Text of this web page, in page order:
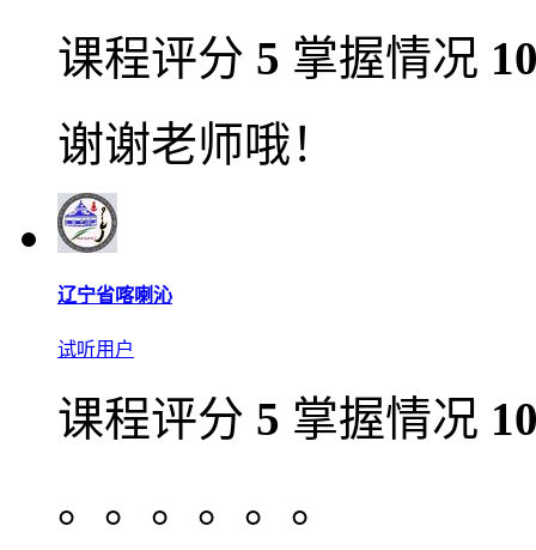
课程评分 5 掌握情况
谢谢老师哦！
辽宁省喀喇沁
试听用户
课程评分 5 掌握情况
。。。。。。